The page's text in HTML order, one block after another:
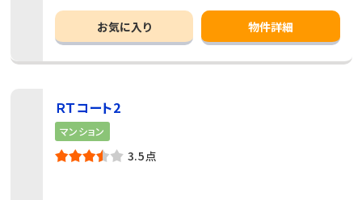
お気に入り 物件詳細
ＲＴコート2
マンション
3.5点